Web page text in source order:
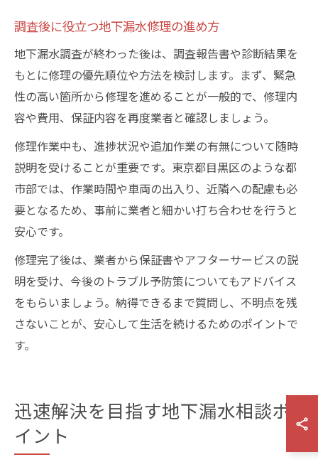
調査後に役立つ地下漏水修理の進め方
地下漏水調査が終わった後は、調査報告書や診断結果を
もとに修理の優先順位や方法を検討します。まず、緊急
性の高い箇所から修理を進めることが一般的で、修理内
容や費用、保証内容を再度業者と確認しましょう。
修理作業中も、進捗状況や追加作業の有無について随時
説明を受けることが重要です。東京都目黒区のような都
市部では、作業時間や車両の出入り、近隣への配慮も必
要となるため、事前に業者と細かい打ち合わせを行うと
安心です。
修理完了後は、業者から保証書やアフターサービスの説
明を受け、今後のトラブル予防策についてもアドバイス
をもらいましょう。納得できるまで質問し、不明点を残
さないことが、安心して生活を続けるためのポイントで
す。
迅速解決を目指す地下漏水相談ポ
イント